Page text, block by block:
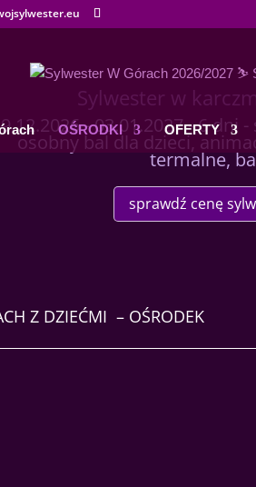
OŚRODKI OFERTY
Sylwester w
- 03.01.2027 - 6
osobny bal dla dzieci,
termalne,
sprawdź cenę
Z DZIEĆMI – OŚRODEK